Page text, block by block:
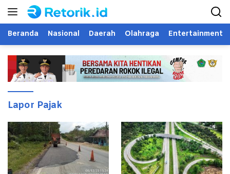
Langsung
Beranda Nasional Daerah Olahraga Entertainment
Lapor Pajak